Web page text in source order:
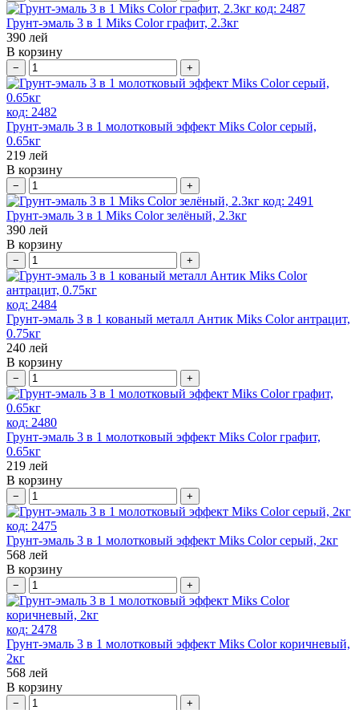
код: 2487
Грунт-эмаль 3 в 1 Miks Color графит, 2.3кг
390 лей
В корзину
− +
код: 2482
Грунт-эмаль 3 в 1 молотковый эффект Miks Color серый,
0.65кг
219 лей
В корзину
− +
код: 2491
Грунт-эмаль 3 в 1 Miks Color зелёный, 2.3кг
390 лей
В корзину
− +
код: 2484
Грунт-эмаль 3 в 1 кованый металл Антик Miks Color антрацит,
0.75кг
240 лей
В корзину
− +
код: 2480
Грунт-эмаль 3 в 1 молотковый эффект Miks Color графит,
0.65кг
219 лей
В корзину
− +
код: 2475
Грунт-эмаль 3 в 1 молотковый эффект Miks Color серый, 2кг
568 лей
В корзину
− +
код: 2478
Грунт-эмаль 3 в 1 молотковый эффект Miks Color коричневый,
2кг
568 лей
В корзину
− +